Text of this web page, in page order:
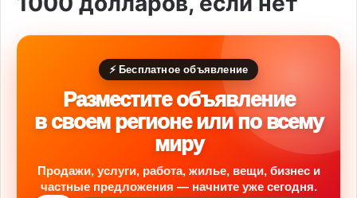
⚡ Бесплатное объявление
Разместите объявление
в своем регионе или по всему
миру
Продажи, услуги, работа, жилье, вещи, бизнес и
частные предложения — начните уже сегодня.